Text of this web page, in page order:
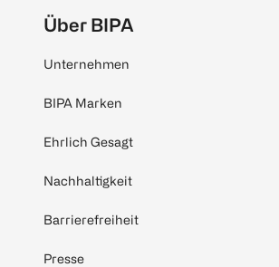
Über BIPA
Unternehmen
BIPA Marken
Ehrlich Gesagt
Nachhaltigkeit
Barrierefreiheit
Presse